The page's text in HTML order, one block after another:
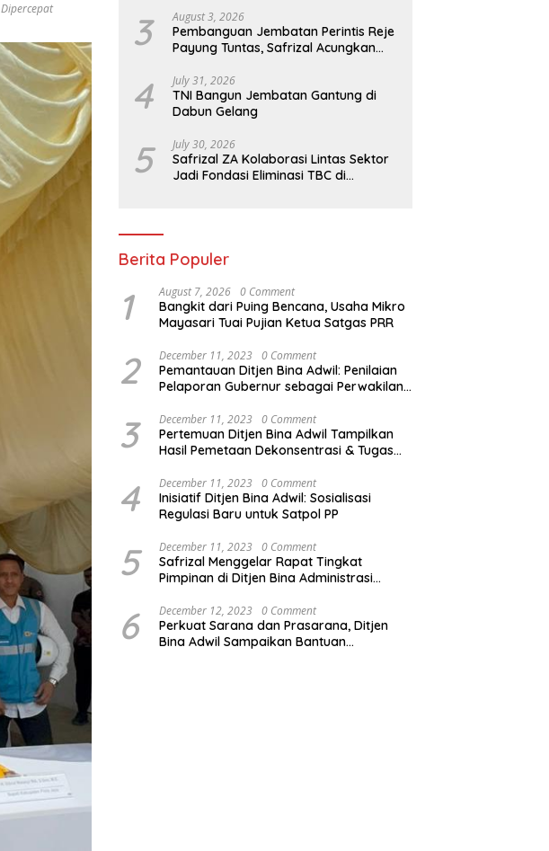
3 August 3, 2026
Pembanguan Jembatan Perintis Reje
Payung Tuntas, Safrizal Acungkan
4 July 31, 2026
TNI Bangun Jembatan Gantung di
Dabun Gelang
5 July 30, 2026
Safrizal ZA Kolaborasi Lintas Sektor
Jadi Fondasi Eliminasi TBC di
Berita Populer
1 August 7, 2026 0 Comment
Bangkit dari Puing Bencana, Usaha Mikro
Mayasari Tuai Pujian Ketua Satgas PRR
2 December 11, 2023 0 Comment
Pemantauan Ditjen Bina Adwil: Penilaian
Pelaporan Gubernur sebagai Perwakilan
3 December 11, 2023 0 Comment
Pertemuan Ditjen Bina Adwil Tampilkan
Hasil Pemetaan Dekonsentrasi & Tugas
4 December 11, 2023 0 Comment
Inisiatif Ditjen Bina Adwil: Sosialisasi
Regulasi Baru untuk Satpol PP
5 December 11, 2023 0 Comment
Safrizal Menggelar Rapat Tingkat
Pimpinan di Ditjen Bina Administrasi
6 December 12, 2023 0 Comment
Perkuat Sarana dan Prasarana, Ditjen
Bina Adwil Sampaikan Bantuan